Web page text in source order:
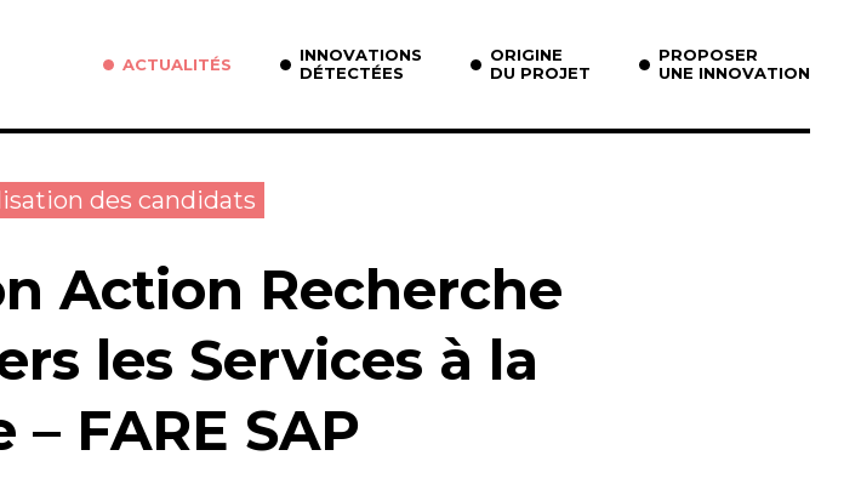
ACTUALITÉS
INNOVATIONS
DÉTECTÉES
ORIGINE
DU PROJET
PROPOSER
UNE INNOVATION
des candidats
Action Recherche
les Services à la
– FARE SAP